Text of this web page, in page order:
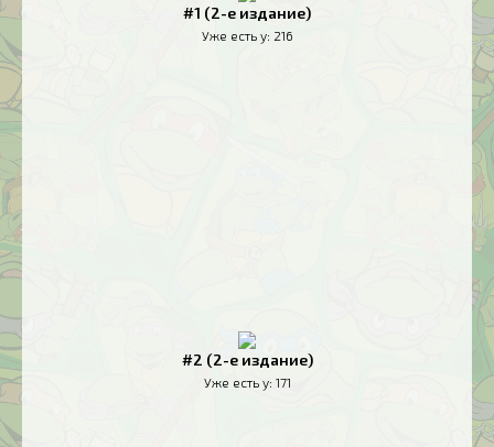
#1 (2-е издание)
Уже есть у: 216
#2 (2-е издание)
Уже есть у: 171